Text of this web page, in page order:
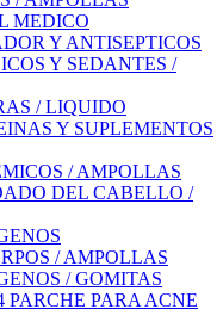
MEDICO
Y ANTISEPTICOS
Y SEDANTES /
/ LIQUIDO
Y SUPLEMENTOS
/ AMPOLLAS
DEL CABELLO /
/ AMPOLLAS
/ GOMITAS
PARCHE PARA ACNE